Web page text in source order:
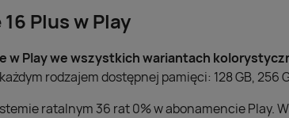
Plus w Play
w Play we wszystkich wariantach
rodzajem dostępnej pamięci: 128 GB, 256
ratalnym 36 rat 0% w abonamencie Play.